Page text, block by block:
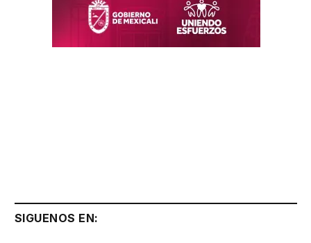
SIGUENOS EN: